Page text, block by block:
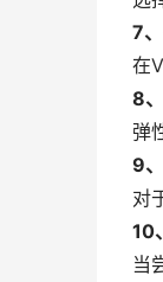
7
在
8
弹
9
对
10
当